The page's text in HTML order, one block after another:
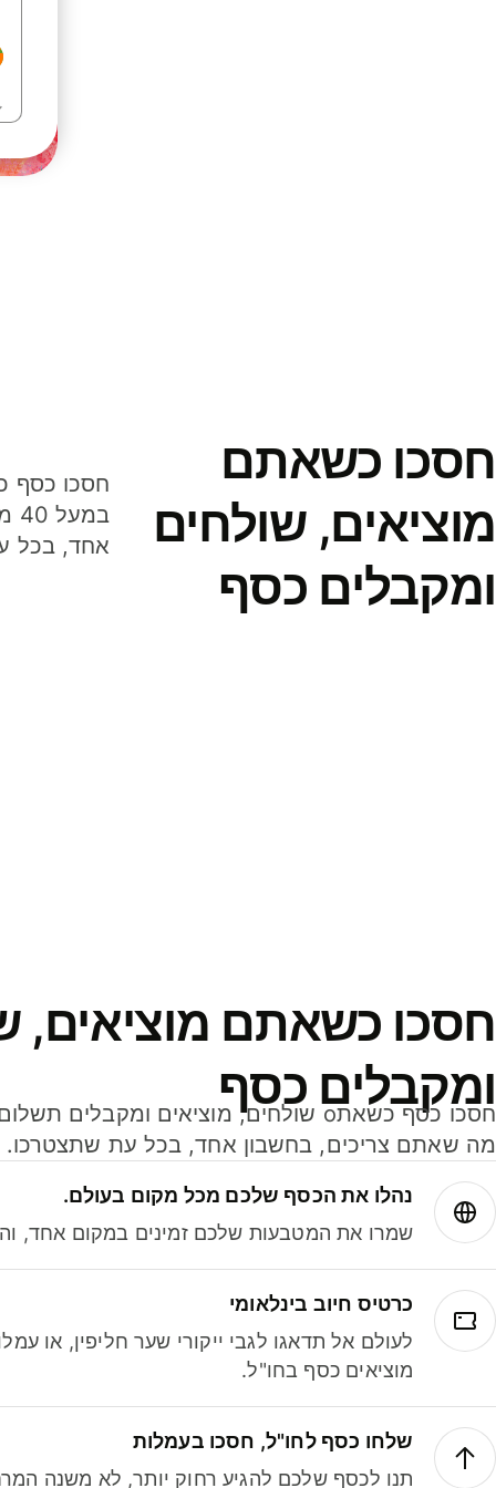
חסכו כשאתם
מוציאים, שולחים
ומקבלים כסף
אחד, בכל
חסכו כשאתם מוציאים,
ומקבלים כסף
מה שאתם צריכים, בחשבון אחד, בכל עת שתצטרכו.
נהלו את הכסף שלכם מכל מקום בעולם.
שמרו את המטבעות שלכם זמינים במקום אחד,
כרטיס חיוב בינלאומי
לעולם אל תדאגו לגבי ייקורי שער חליפין, או
מוציאים כסף בחו"ל.
שלחו כסף לחו"ל, חסכו בעמלות
תנו לכסף שלכם להגיע רחוק יותר, לא משנה